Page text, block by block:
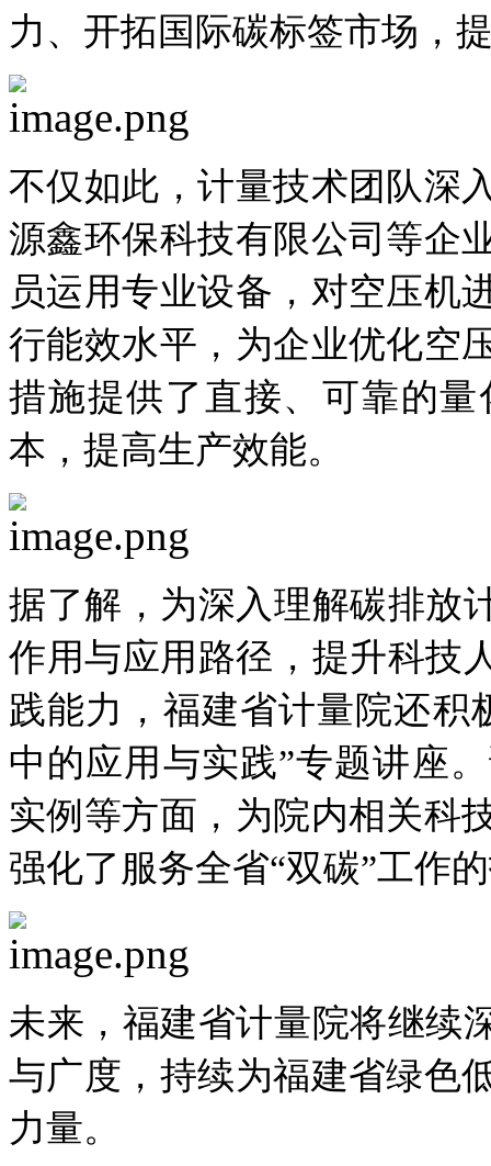
力、开拓国际碳标签市场，
不仅如此，计量技术团队深
源鑫环保科技有限公司等企
员运用专业设备，对空压机
行能效水平，为企业优化空
措施提供了直接、可靠的
本，提高生产效能。
据了解，为深入理解碳排放
作用与应用路径，提升科技
践能力，福建省计量院还积
中的应用与实践”专题讲座
实例等方面，为院内相关科
强化了服务全省“双碳”工作
未来，福建省计量院将继续
与广度，持续为福建省绿色
力量。